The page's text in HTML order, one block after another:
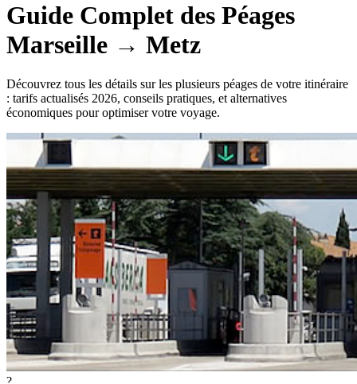
Guide Complet des Péages
Marseille → Metz
Découvrez tous les détails sur les plusieurs péages de votre itinéraire
: tarifs actualisés 2026, conseils pratiques, et alternatives
économiques pour optimiser votre voyage.
?